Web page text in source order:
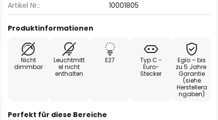
Artikel Nr.:
10001805
Produktinformationen
Nicht
dimmbar
Leuchtmitt
el nicht
enthalten
E27
Typ C -
Euro-
Stecker
Eglo – bis
zu 5 Jahre
Garantie
(siehe
Herstellera
ngaben)
Perfekt für diese Bereiche